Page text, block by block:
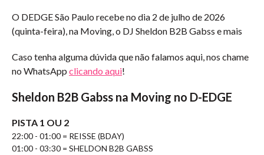
O DEDGE São Paulo recebe no dia 2 de julho de 2026
(quinta-feira), na Moving, o DJ Sheldon B2B Gabss e mais
Caso tenha alguma dúvida que não falamos aqui, nos chame
no WhatsApp clicando aqui!
Sheldon B2B Gabss na Moving no D-EDGE
PISTA 1 OU 2
22:00 - 01:00 = REISSE (BDAY)
01:00 - 03:30 = SHELDON B2B GABSS